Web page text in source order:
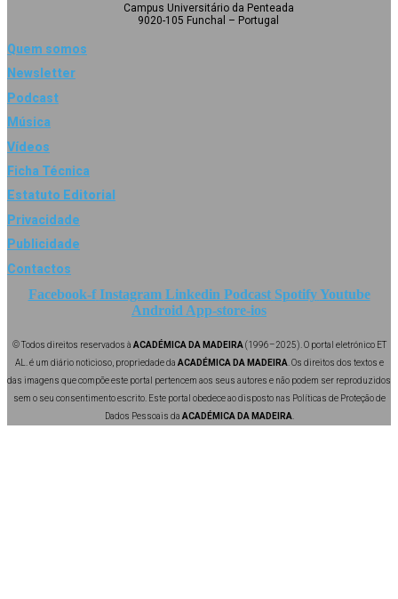
Campus Universitário da Penteada
9020-105 Funchal – Portugal
Quem somos
Newsletter
Podcast
Música
Vídeos
Ficha Técnica
Estatuto Editorial
Privacidade
Publicidade
Contactos
Facebook-f Instagram Linkedin Podcast Spotify Youtube
Android App-store-ios
© Todos direitos reservados à ACADÉMICA DA MADEIRA (1996–2025). O portal eletrónico ET
AL. é um diário noticioso, propriedade da ACADÉMICA DA MADEIRA . Os direitos dos textos e
das imagens que compõe este portal pertencem aos seus autores e não podem ser reproduzidos
sem o seu consentimento escrito. Este portal obedece ao disposto nas Políticas de Proteção de
Dados Pessoais da ACADÉMICA DA MADEIRA